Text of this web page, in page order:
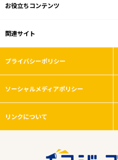
こだわり条件
フリーワード
お役立ちコンテンツ
関連サイト
プライバシーポリシー
ソーシャルメディアポリシー
リンクについて